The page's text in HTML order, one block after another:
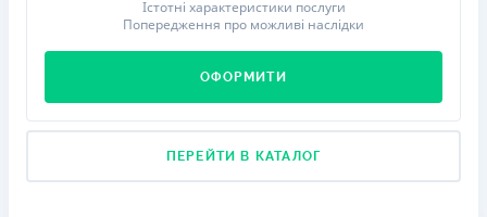
Істотні характеристики послуги
Попередження про можливі наслідки
ОФОРМИТИ
ПЕРЕЙТИ В КАТАЛОГ